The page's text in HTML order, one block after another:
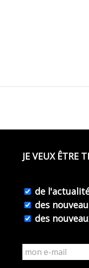
JE VEUX ÊTRE
de
des
des